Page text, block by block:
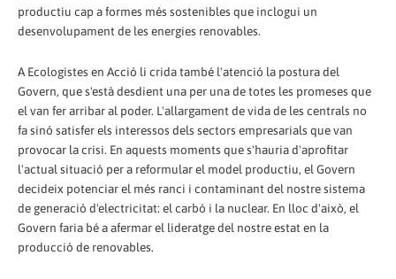
productiu cap a formes més sostenibles que inclogui un
desenvolupament de les energies renovables.
A Ecologistes en Acció li crida també l'atenció la postura del
Govern, que s'està desdient una per una de totes les promeses que
el van fer arribar al poder. L'allargament de vida de les centrals no
fa sinó satisfer els interessos dels sectors empresarials que van
provocar la crisi. En aquests moments que s'hauria d'aprofitar
l'actual situació per a reformular el model productiu, el Govern
decideix potenciar el més ranci i contaminant del nostre sistema
de generació d'electricitat: el carbó i la nuclear. En lloc d'això, el
Govern faria bé a afermar el lideratge del nostre estat en la
producció de renovables.